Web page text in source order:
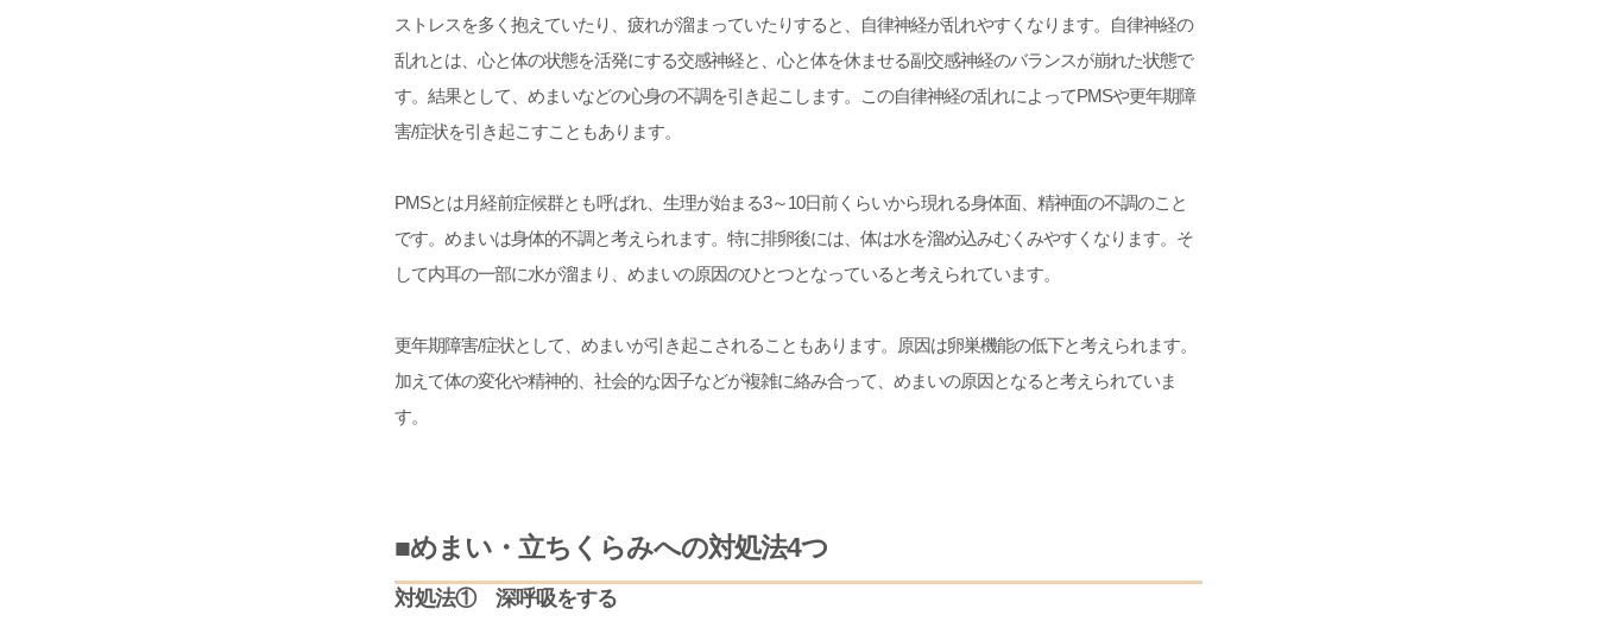
ストレスを多く抱えていたり、疲れが溜まっていたりすると、自律神経が乱れやすくなります。自律神経の
乱れとは、心と体の状態を活発にする交感神経と、心と体を休ませる副交感神経のバランスが崩れた状態で
す。結果として、めまいなどの心身の不調を引き起こします。この自律神経の乱れによってPMSや更年期障
害/症状を引き起こすこともあります。
PMSとは月経前症候群とも呼ばれ、生理が始まる3～10日前くらいから現れる身体面、精神面の不調のこと
です。めまいは身体的不調と考えられます。特に排卵後には、体は水を溜め込みむくみやすくなります。そ
して内耳の一部に水が溜まり、めまいの原因のひとつとなっていると考えられています。
更年期障害/症状として、めまいが引き起こされることもあります。原因は卵巣機能の低下と考えられます。
加えて体の変化や精神的、社会的な因子などが複雑に絡み合って、めまいの原因となると考えられていま
す。
■めまい・立ちくらみへの対処法4つ
対処法① 深呼吸をする